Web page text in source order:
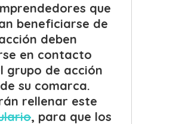
que
beneficiarse de
deben
en contacto
grupo de acción
su comarca.
rellenar este
, para que los